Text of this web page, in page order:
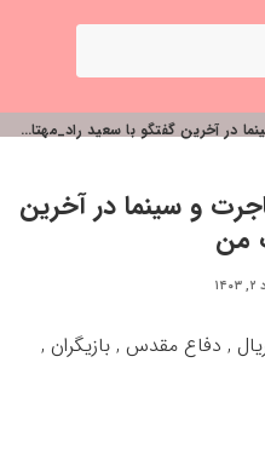
آخرین گفتگو با سعید راد_مهتاب من
و سینما در آخرین
من